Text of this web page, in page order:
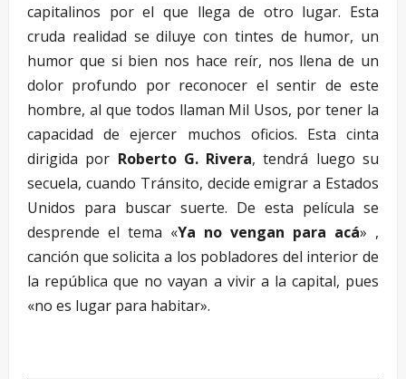
capitalinos por el que llega de otro lugar. Esta
cruda realidad se diluye con tintes de humor, un
humor que si bien nos hace reír, nos llena de un
dolor profundo por reconocer el sentir de este
hombre, al que todos llaman Mil Usos, por tener la
capacidad de ejercer muchos oficios. Esta cinta
dirigida por Roberto G. Rivera, tendrá luego su
secuela, cuando Tránsito, decide emigrar a Estados
Unidos para buscar suerte. De esta película se
desprende el tema «Ya no vengan para acá» ,
canción que solicita a los pobladores del interior de
la república que no vayan a vivir a la capital, pues
«no es lugar para habitar».